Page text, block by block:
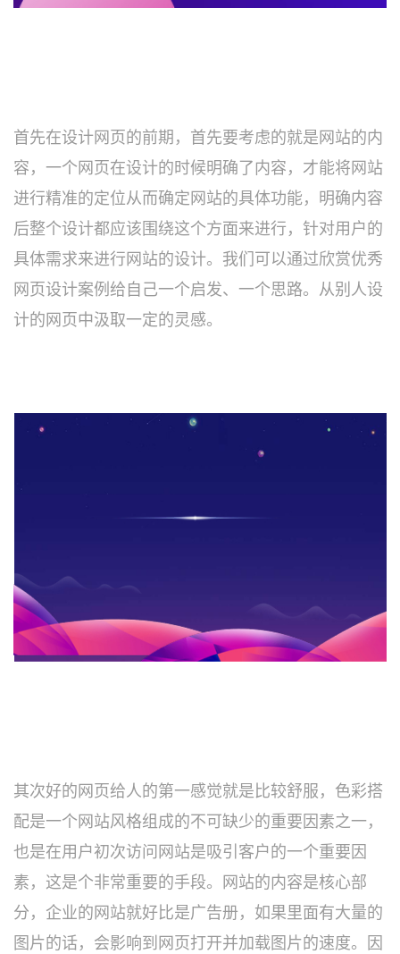
首先在设计网页的前期，首先要考虑的就是网站的内
容，一个网页在设计的时候明确了内容，才能将网站
进行精准的定位从而确定网站的具体功能，明确内容
后整个设计都应该围绕这个方面来进行，针对用户的
具体需求来进行网站的设计。我们可以通过欣赏优秀
网页设计案例给自己一个启发、一个思路。从别人设
计的网页中汲取一定的灵感。
其次好的网页给人的第一感觉就是比较舒服，色彩搭
配是一个网站风格组成的不可缺少的重要因素之一，
也是在用户初次访问网站是吸引客户的一个重要因
素，这是个非常重要的手段。网站的内容是核心部
分，企业的网站就好比是广告册，如果里面有大量的
图片的话，会影响到网页打开并加载图片的速度。因